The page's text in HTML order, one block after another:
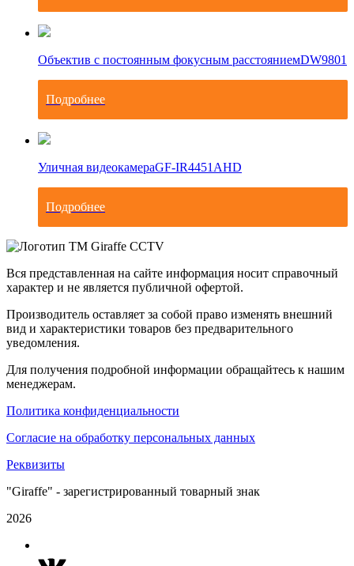
Объектив с постоянным фокусным расстояниемDW9801
Подробнее
Уличная видеокамераGF-IR4451AHD
Подробнее
Вся представленная на сайте информация носит справочный
характер и не является публичной офертой.
Производитель оставляет за собой право изменять внешний
вид и характеристики товаров без предварительного
уведомления.
Для получения подробной информации обращайтесь к нашим
менеджерам.
Политика конфиденциальности
Согласие на обработку персональных данных
Реквизиты
"Giraffe" - зарегистрированный товарный знак
2026